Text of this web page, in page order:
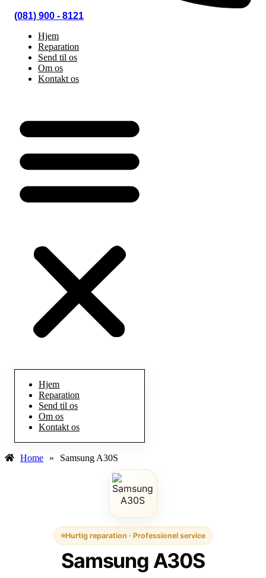
(081) 900 - 8121
Hjem
Reparation
Send til os
Om os
Kontakt os
Hjem
Reparation
Send til os
Om os
Kontakt os
Home » Samsung A30S
Hurtig reparation · Professionel service
Samsung A30S